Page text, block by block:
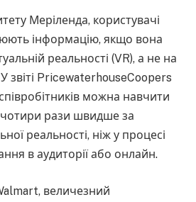
Меріленда, користувачі
інформацію, якщо вона
реальності (VR), а не на
звіті PricewaterhouseCoopers
можна навчити
рази швидше за
реальності, ніж у процесі
в аудиторії або онлайн.
величезний